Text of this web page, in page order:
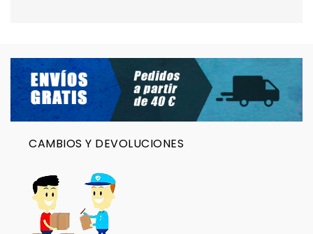
CAMBIOS Y DEVOLUCIONES